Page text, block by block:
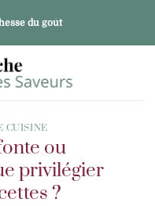
du goût
CUISINE
ou
privilégier
?